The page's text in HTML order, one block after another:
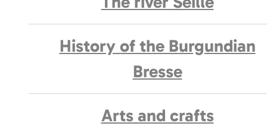
History of the Burgundian
Bresse
Arts and crafts